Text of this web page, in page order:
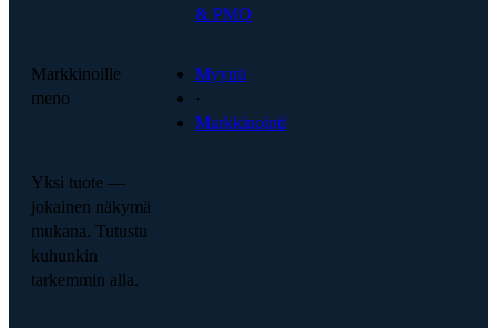
& PMO
Markkinoille
meno
Myynti
·
Markkinointi
Yksi tuote —
jokainen näkymä
mukana. Tutustu
kuhunkin
tarkemmin alla.